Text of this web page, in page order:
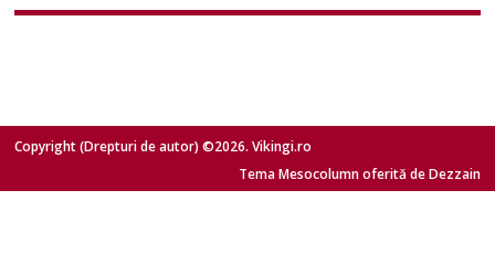
Copyright (Drepturi de autor) ©2026. Vikingi.ro
Tema Mesocolumn oferită de Dezzain